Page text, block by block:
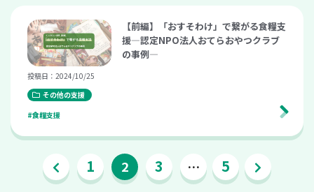
【前編】「おすそわけ」で繋がる食糧支
援―認定NPO法人おてらおやつクラブ
の事例―
投稿日：2024/10/25
その他の支援
#食糧支援
1 2 3 … 5